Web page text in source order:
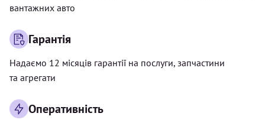
вантажних авто
Гарантія
Надаємо 12 місяців гарантії на послуги, запчастини
та агрегати
Оперативність